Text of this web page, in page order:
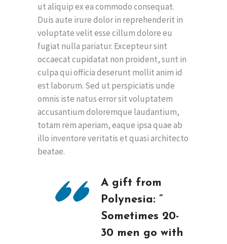
ut aliquip ex ea commodo consequat.
Duis aute irure dolor in reprehenderit in
voluptate velit esse cillum dolore eu
fugiat nulla pariatur. Excepteur sint
occaecat cupidatat non proident, sunt in
culpa qui officia deserunt mollit anim id
est laborum. Sed ut perspiciatis unde
omnis iste natus error sit voluptatem
accusantium doloremque laudantium,
totam rem aperiam, eaque ipsa quae ab
illo inventore veritatis et quasi architecto
beatae.
A gift from
Polynesia: ”
Sometimes 20-
30 men go with